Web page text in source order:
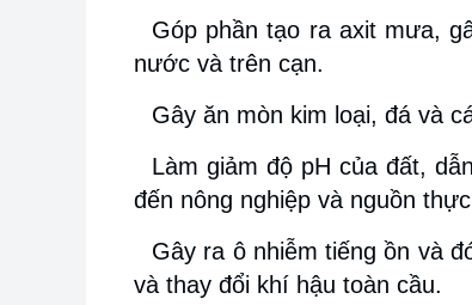
Góp phần tạo ra axit mưa,
nước và trên cạn.
Gây ăn mòn kim loại, đá và
Làm giảm độ pH của đất,
đến nông nghiệp và nguồn
Gây ra ô nhiễm tiếng ồn và
và thay đổi khí hậu toàn cầu.